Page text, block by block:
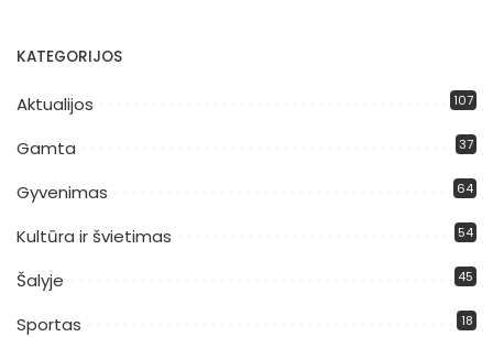
KATEGORIJOS
Aktualijos 107
Gamta 37
Gyvenimas 64
Kultūra ir švietimas 54
Šalyje 45
Sportas 18